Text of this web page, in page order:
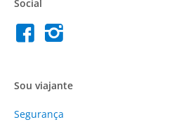
Social
Sou viajante
Segurança